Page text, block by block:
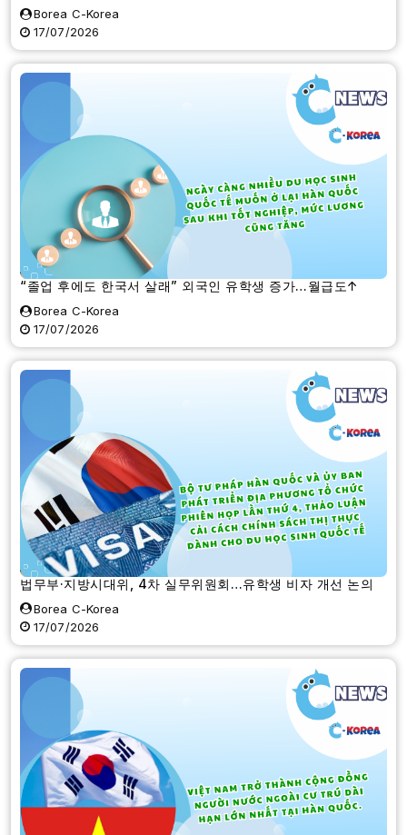
Borea C-Korea
17/07/2026
“졸업 후에도 한국서 살래” 외국인 유학생 증가…월급도↑
Borea C-Korea
17/07/2026
법무부·지방시대위, 4차 실무위원회…유학생 비자 개선 논의
Borea C-Korea
17/07/2026